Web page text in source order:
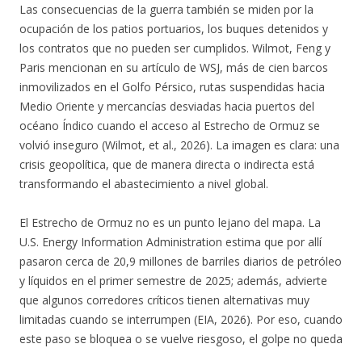
Las consecuencias de la guerra también se miden por la
ocupación de los patios portuarios, los buques detenidos y
los contratos que no pueden ser cumplidos. Wilmot, Feng y
Paris mencionan en su artículo de WSJ, más de cien barcos
inmovilizados en el Golfo Pérsico, rutas suspendidas hacia
Medio Oriente y mercancías desviadas hacia puertos del
océano Índico cuando el acceso al Estrecho de Ormuz se
volvió inseguro (Wilmot, et al., 2026). La imagen es clara: una
crisis geopolítica, que de manera directa o indirecta está
transformando el abastecimiento a nivel global.
El Estrecho de Ormuz no es un punto lejano del mapa. La
U.S. Energy Information Administration estima que por allí
pasaron cerca de 20,9 millones de barriles diarios de petróleo
y líquidos en el primer semestre de 2025; además, advierte
que algunos corredores críticos tienen alternativas muy
limitadas cuando se interrumpen (EIA, 2026). Por eso, cuando
este paso se bloquea o se vuelve riesgoso, el golpe no queda